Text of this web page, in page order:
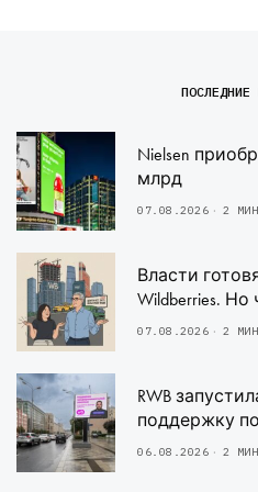
ПОСЛЕДНИЕ
Nielsen
млрд
07.08.2026 2
Власти
Wildberries.
07.08.2026 2
RWB
поддержку
06.08.2026 2